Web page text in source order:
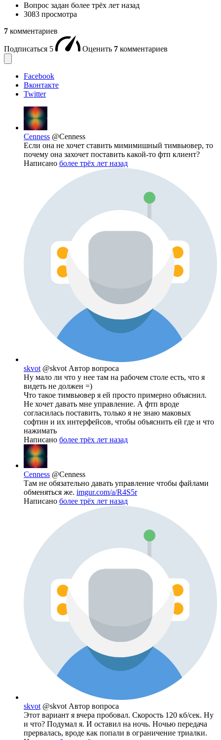
Вопрос задан более трёх лет назад
3083 просмотра
7 комментариев
Подписаться 5 Оценить 7 комментариев
Facebook
Вконтакте
Twitter
Cenness @Cenness
Если она не хочет ставить мимимишный тимвьювер, то
почему она захочет поставить какой-то фтп клиент?
Написано более трёх лет назад
skvot @skvot Автор вопроса
Ну мало ли что у нее там на рабочем столе есть, что я
видеть не должен =)
Что такое тимвьювер я ей просто примерно объяснил.
Не хочет давать мне управление. А фтп вроде
согласилась поставить, только я не знаю маковых
софтин и их интерфейсов, чтобы объяснить ей где и что
нажимать
Написано более трёх лет назад
Cenness @Cenness
Там не обязательно давать управление чтобы файлами
обменяться же. imgur.com/a/R4S5r
Написано более трёх лет назад
skvot @skvot Автор вопроса
Этот вариант я вчера пробовал. Скорость 120 кб/сек. Ну
и что? Подумал я. И оставил на ночь. Ночью передача
прервалась, вроде как попали в ограничение триалки.